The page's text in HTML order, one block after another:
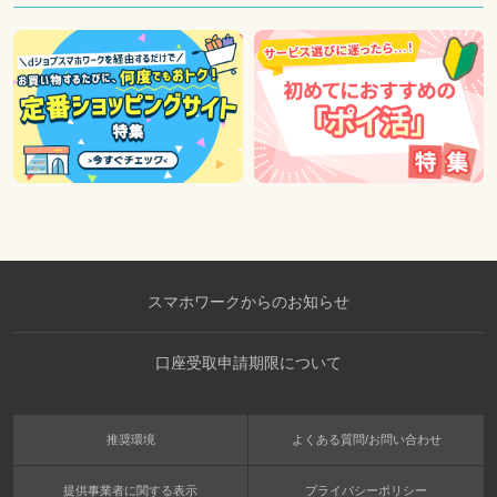
スマホワークからのお知らせ
口座受取申請期限について
推奨環境 よくある質問/お問い合わせ
提供事業者に関する表示 プライバシーポリシー